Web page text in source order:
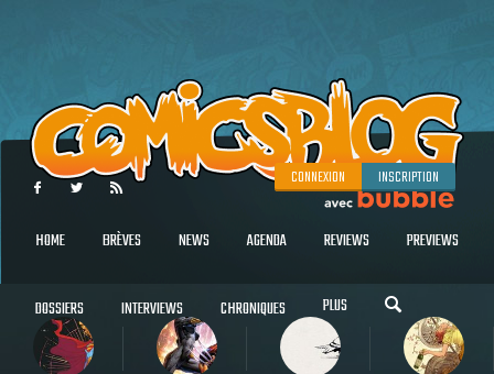
CONNEXION INSCRIPTION
HOME BRÈVES NEWS AGENDA REVIEWS PREVIEWS
DOSSIERS INTERVIEWS CHRONIQUES PLUS